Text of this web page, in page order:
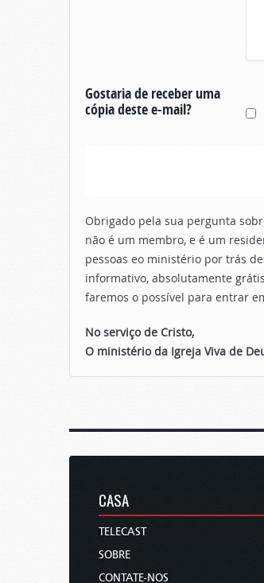
Gostaria de receber uma
cópia deste e-mail?
Obrigado pela sua pergunta
não é um membro, e é um
pessoas eo ministério por trás
informativo, absolutamente
faremos o possível para entrar
No serviço de Cristo,
O ministério da Igreja Viva de
CASA
TELECAST
SOBRE
CONTATE-NOS